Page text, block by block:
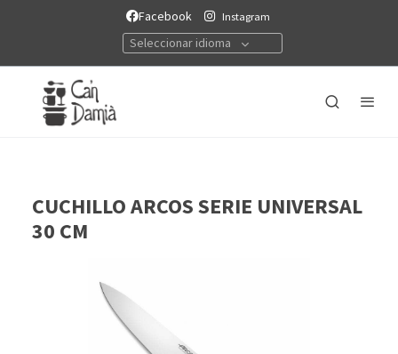
Facebook Instagram
Seleccionar idioma
CUCHILLO ARCOS SERIE UNIVERSAL
30 CM